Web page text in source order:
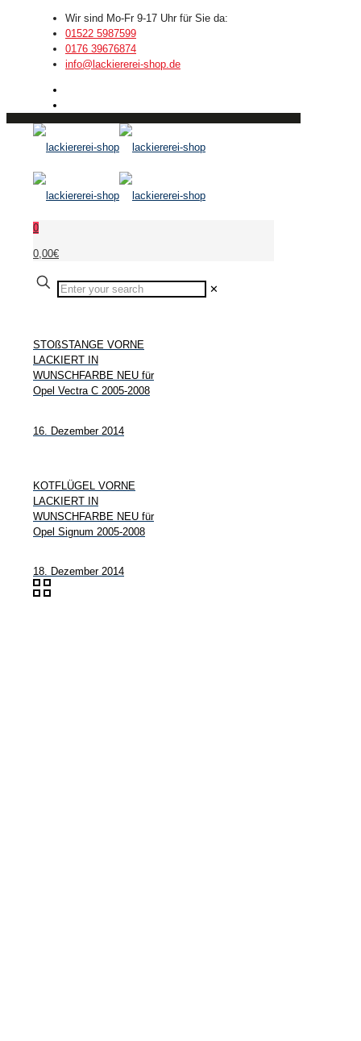
Wir sind Mo-Fr 9-17 Uhr für Sie da:
01522 5987599
0176 39676874
info@lackiererei-shop.de
0
0,00€
✕
STOßSTANGE VORNE
LACKIERT IN
WUNSCHFARBE NEU für
Opel Vectra C 2005-2008
16. Dezember 2014
KOTFLÜGEL VORNE
LACKIERT IN
WUNSCHFARBE NEU für
Opel Signum 2005-2008
18. Dezember 2014